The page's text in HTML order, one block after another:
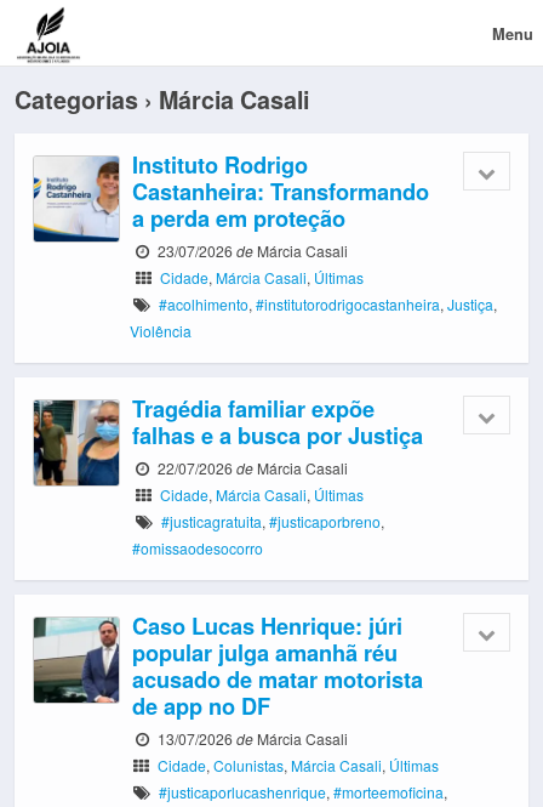
Menu
Categorias › Márcia Casali
Instituto Rodrigo
Castanheira: Transformando
a perda em proteção
23/07/2026de Márcia Casali
Cidade, Márcia Casali, Últimas
#acolhimento,#institutorodrigocastanheira,Justiça,
Violência
Tragédia familiar expõe
falhas e a busca por Justiça
22/07/2026de Márcia Casali
Cidade, Márcia Casali, Últimas
#justicagratuita,#justicaporbreno,
#omissaodesocorro
Caso Lucas Henrique: júri
popular julga amanhã réu
acusado de matar motorista
de app no DF
13/07/2026de Márcia Casali
Cidade,Colunistas, Márcia Casali, Últimas
#justicaporlucashenrique,#morteemoficina,